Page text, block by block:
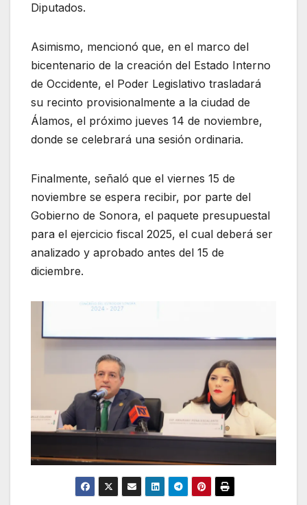
Diputados.
Asimismo, mencionó que, en el marco del
bicentenario de la creación del Estado Interno
de Occidente, el Poder Legislativo trasladará
su recinto provisionalmente a la ciudad de
Álamos, el próximo jueves 14 de noviembre,
donde se celebrará una sesión ordinaria.
Finalmente, señaló que el viernes 15 de
noviembre se espera recibir, por parte del
Gobierno de Sonora, el paquete presupuestal
para el ejercicio fiscal 2025, el cual deberá ser
analizado y aprobado antes del 15 de
diciembre.